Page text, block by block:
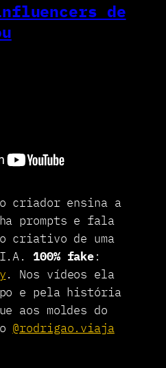
de
criador ensina a
prompts e fala
criativo de uma
100% fake:
. Nos vídeos ela
e pela história
aos moldes do
@rodrigao.viaja